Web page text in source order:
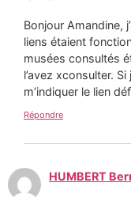
Bonjour Amandine,
liens étaient
musées consultés
l’avez xconsulter.
m’indiquer le lien
Répondre
HUMBERT